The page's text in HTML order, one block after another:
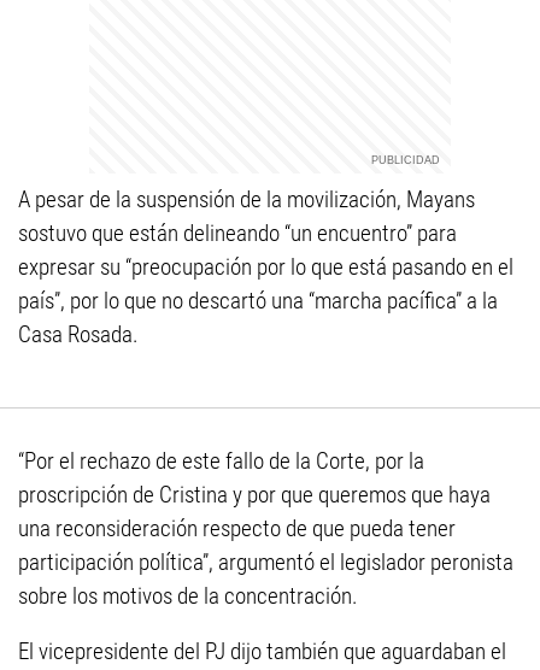
A pesar de la suspensión de la movilización, Mayans
sostuvo que están delineando “un encuentro” para
expresar su “preocupación por lo que está pasando en el
país”, por lo que no descartó una “marcha pacífica” a la
Casa Rosada.
“Por el rechazo de este fallo de la Corte, por la
proscripción de Cristina y por que queremos que haya
una reconsideración respecto de que pueda tener
participación política”, argumentó el legislador peronista
sobre los motivos de la concentración.
El vicepresidente del PJ dijo también que aguardaban el